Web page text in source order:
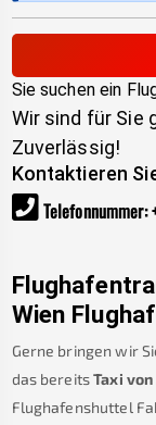
Sie suchen ein
Wir sind für Sie
Zuverlässig!
Kontaktieren
Telefonnummer:
Wien
Gerne bringen wir
das bereitsTaxi von
Flughafenshuttel